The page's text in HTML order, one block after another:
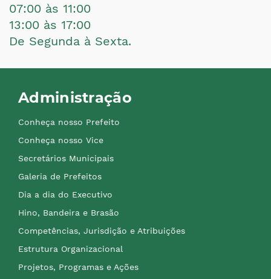
07:00 às 11:00
13:00 às 17:00
De Segunda à Sexta.
Administração
Conheça nosso Prefeito
Conheça nosso Vice
Secretários Municipais
Galeria de Prefeitos
Dia a dia do Executivo
Hino, Bandeira e Brasão
Competências, Jurisdição e Atribuições
Estrutura Organizacional
Projetos, Programas e Ações